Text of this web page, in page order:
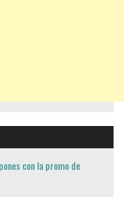
con la promo de